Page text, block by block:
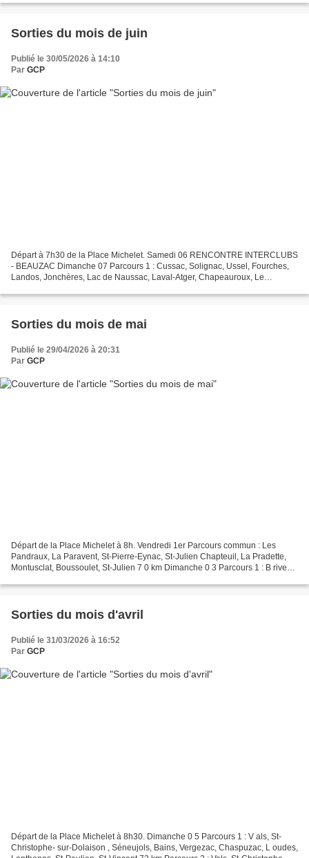
Sorties du mois de juin
Publié le 30/05/2026 à 14:10
Par GCP
Départ à 7h30 de la Place Michelet. Samedi 06 RENCONTRE INTERCLUBS
- BEAUZAC Dimanche 07 Parcours 1 : Cussac, Solignac, Ussel, Fourches,
Landos, Jonchères, Lac de Naussac, Laval-Atger, Chapeauroux, Le
Sorties du mois de mai
Publié le 29/04/2026 à 20:31
Par GCP
Départ de la Place Michelet à 8h. Vendredi 1er Parcours commun : Les
Pandraux, La Paravent, St-Pierre-Eynac, St-Julien Chapteuil, La Pradette,
Montusclat, Boussoulet, St-Julien 7 0 km Dimanche 0 3 Parcours 1 : B rives,
Sorties du mois d'avril
Publié le 31/03/2026 à 16:52
Par GCP
Départ de la Place Michelet à 8h30. Dimanche 0 5 Parcours 1 : V als, St-
Christophe- sur-Dolaison , Séneujols, Bains, Vergezac, Chaspuzac, L oudes,